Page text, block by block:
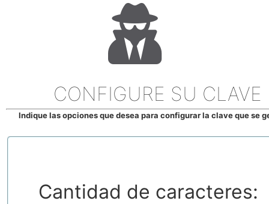
CONFIGURE SU CLAVE
Indique las opciones que desea para configurar la clave que se
Cantidad de caracteres: